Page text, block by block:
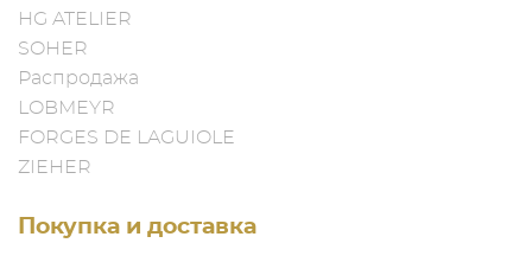
HG ATELIER
SOHER
Распродажа
LOBMEYR
FORGES DE LAGUIOLE
ZIEHER
Покупка и доставка